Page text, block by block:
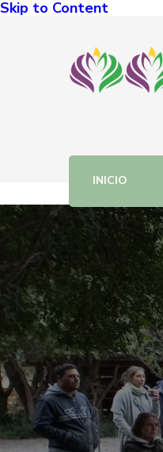
Skip to Content
INICIO